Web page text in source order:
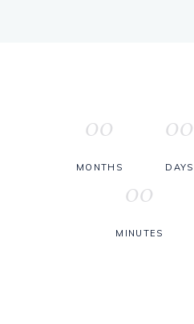
00
MONTHS
00
DAYS
00
MINUTES